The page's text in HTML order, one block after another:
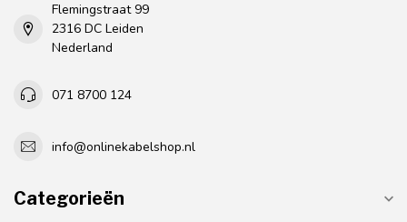
Flemingstraat 99
2316 DC Leiden
Nederland
071 8700 124
info@onlinekabelshop.nl
Categorieën